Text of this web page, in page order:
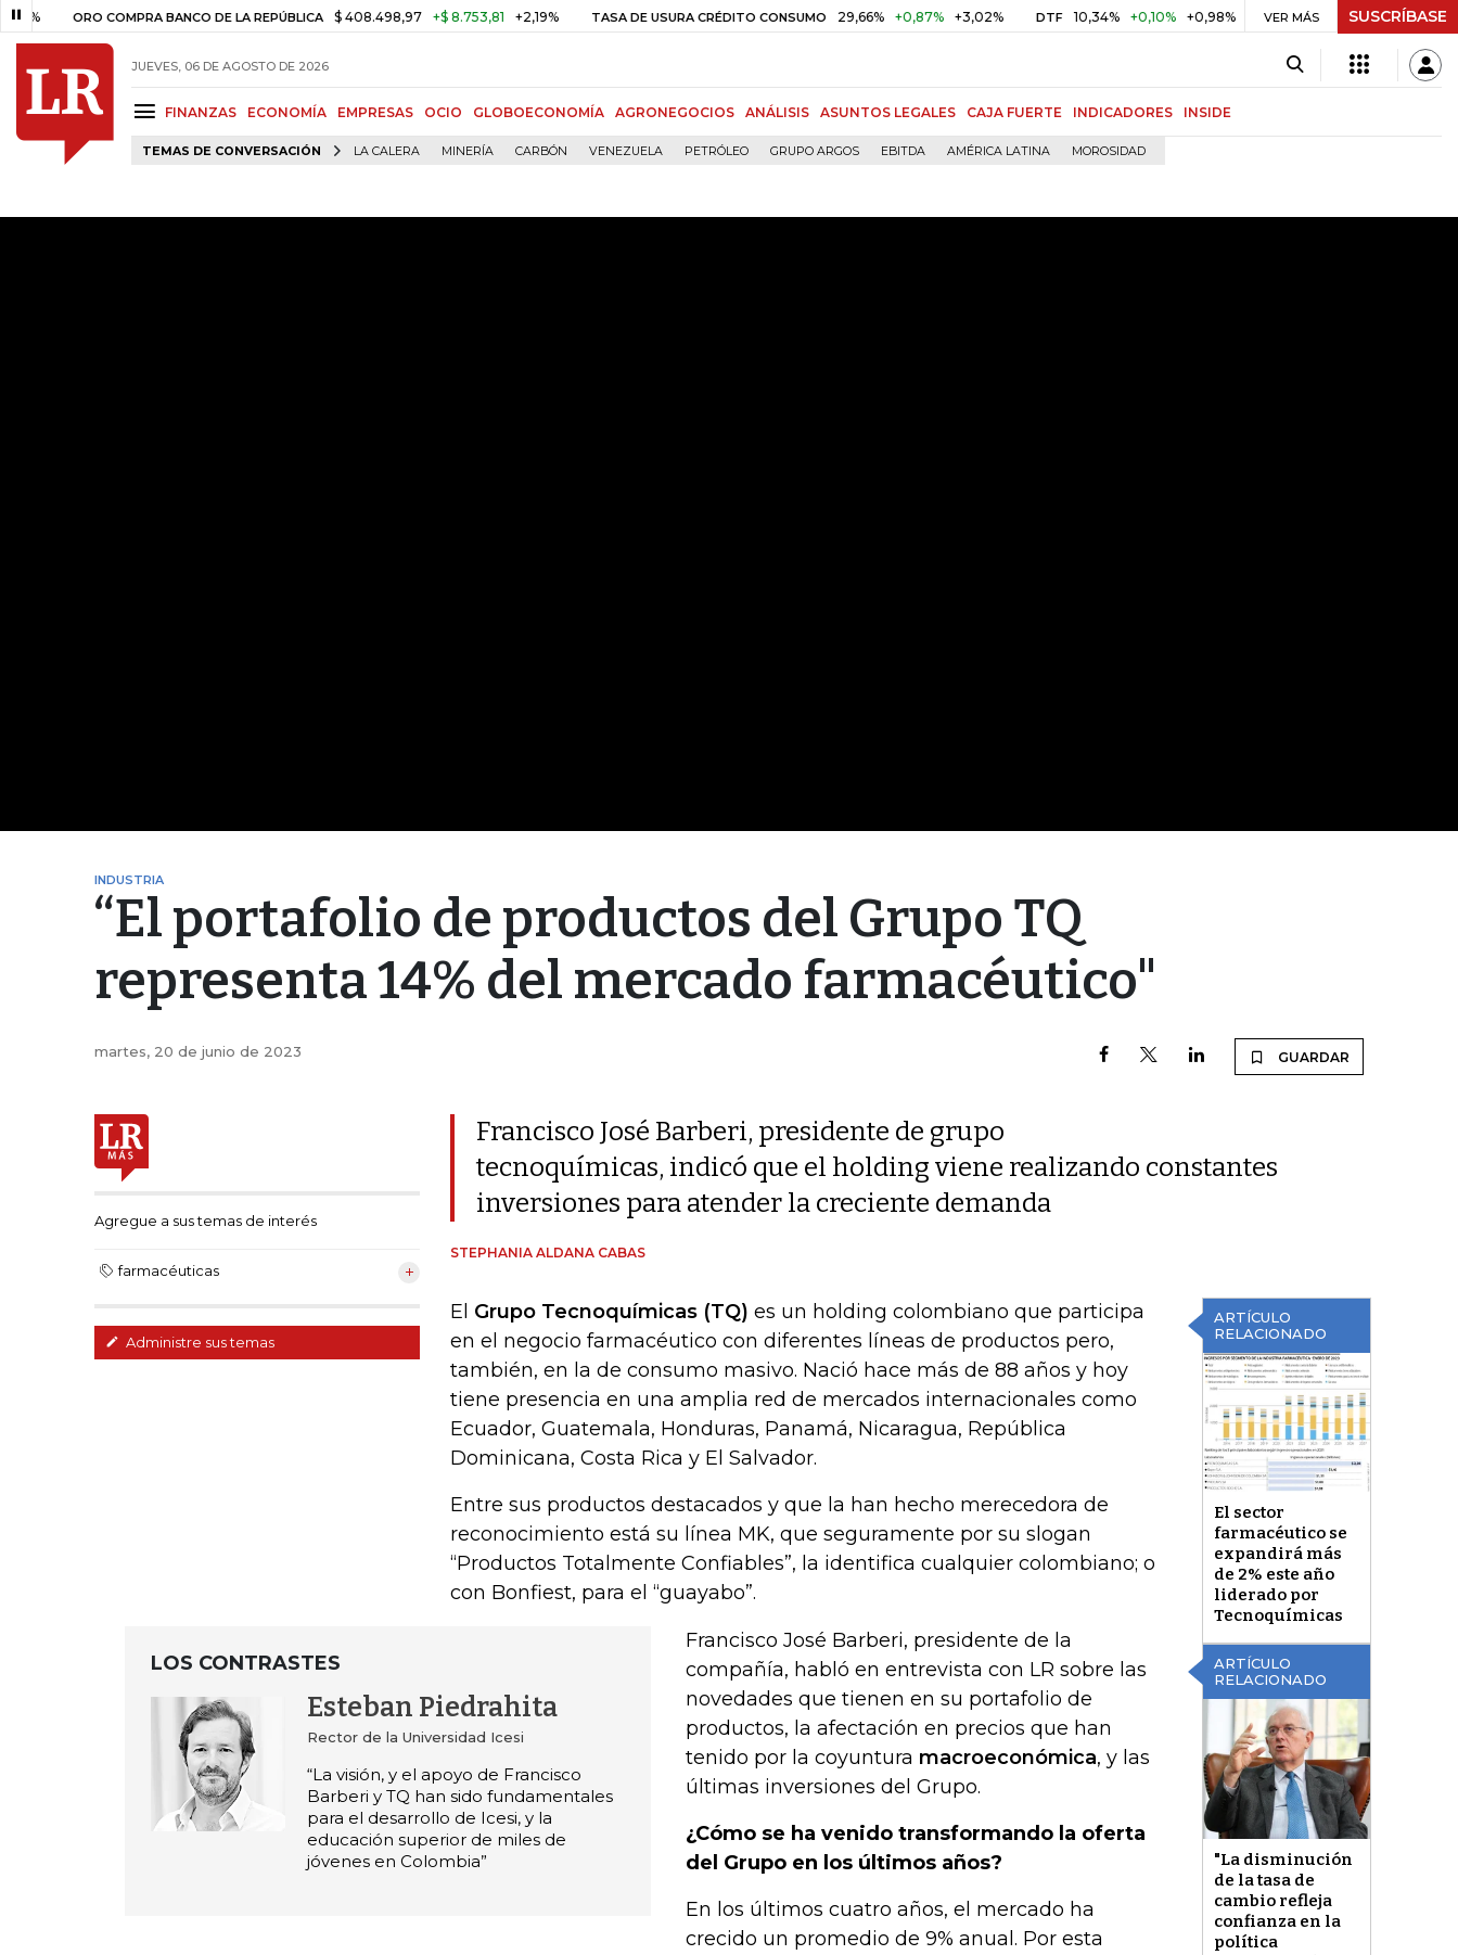
ORO COMPRA BANCO DE LA REPÚBLICA $ 408.498,97 +$ 8.753,81 +2,19% TASA DE USURA CRÉDITO CONSUMO 29,66% +0,87% +3,02% DTF 10,34% +0,10% +0,98% UVR $ 416,91 +$ 0,05 +0,01%
VER MÁS SUSCRÍBASE
JUEVES, 06 DE AGOSTO DE 2026
FINANZAS ECONOMÍA EMPRESAS OCIO GLOBOECONOMÍA AGRONEGOCIOS ANÁLISIS ASUNTOS LEGALES CAJA FUERTE INDICADORES INSIDE
TEMAS DE CONVERSACIÓN LA CALERA MINERÍA CARBÓN VENEZUELA PETRÓLEO GRUPO ARGOS EBITDA AMÉRICA LATINA MOROSIDAD
INDUSTRIA
“El portafolio de productos del Grupo TQ
representa 14% del mercado farmacéutico"
martes, 20 de junio de 2023 GUARDAR
Agregue a sus temas de interés
farmacéuticas
Administre sus temas
Francisco José Barberi, presidente de grupo
tecnoquímicas, indicó que el holding viene realizando constantes
inversiones para atender la creciente demanda
STEPHANIA ALDANA CABAS
ARTÍCULO
RELACIONADO
El sector
farmacéutico se
expandirá más
de 2% este año
liderado por
Tecnoquímicas
El Grupo Tecnoquímicas (TQ) es un holding colombiano que participa
en el negocio farmacéutico con diferentes líneas de productos pero,
también, en la de consumo masivo. Nació hace más de 88 años y hoy
tiene presencia en una amplia red de mercados internacionales como
Ecuador, Guatemala, Honduras, Panamá, Nicaragua, República
Dominicana, Costa Rica y El Salvador.
Entre sus productos destacados y que la han hecho merecedora de
reconocimiento está su línea MK, que seguramente por su slogan
“Productos Totalmente Confiables”, la identifica cualquier colombiano; o
con Bonfiest, para el “guayabo”.
LOS CONTRASTES
Esteban Piedrahita
Rector de la Universidad Icesi
“La visión, y el apoyo de Francisco
Barberi y TQ han sido fundamentales
para el desarrollo de Icesi, y la
educación superior de miles de
jóvenes en Colombia”
ARTÍCULO
RELACIONADO
"La disminución
de la tasa de
cambio refleja
confianza en la
política
Francisco José Barberi, presidente de la
compañía, habló en entrevista con LR sobre las
novedades que tienen en su portafolio de
productos, la afectación en precios que han
tenido por la coyuntura macroeconómica, y las
últimas inversiones del Grupo.
¿Cómo se ha venido transformando la oferta
del Grupo en los últimos años?
En los últimos cuatro años, el mercado ha
crecido un promedio de 9% anual. Por esta